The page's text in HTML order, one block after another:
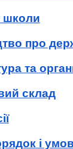
школи
про
та
склад
і